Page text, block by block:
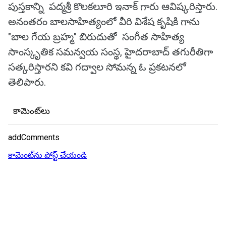
పుస్తకాన్ని పద్మశ్రీ కొలకలూరి ఇనాక్ గారు ఆవిష్కరిస్తారు.
అనంతరం బాలసాహిత్యంలో వీరి విశేష కృషికి గాను
"బాల గేయ బ్రహ్మ" బిరుదుతో సంగీత సాహిత్య
సాంస్కృతిక సమన్వయ సంస్థ, హైదరాబాద్ తగురీతిగా
సత్కరిస్తారని కవి గద్వాల సోమన్న ఓ ప్రకటనలో
తెలిపారు.
కామెంట్‌లు
addComments
కామెంట్‌ను పోస్ట్ చేయండి